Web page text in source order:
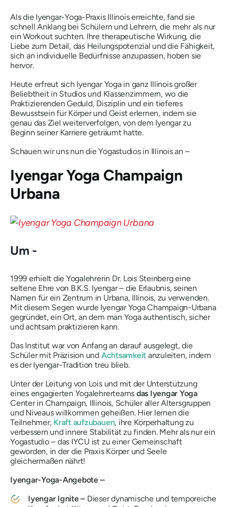
Als die Iyengar-Yoga-Praxis Illinois erreichte, fand sie
schnell Anklang bei Schülern und Lehrern, die mehr als nur
ein Workout suchten. Ihre therapeutische Wirkung, die
Liebe zum Detail, das Heilungspotenzial und die Fähigkeit,
sich an individuelle Bedürfnisse anzupassen, hoben sie
hervor.
Heute erfreut sich Iyengar Yoga in ganz Illinois großer
Beliebtheit in Studios und Klassenzimmern, wo die
Praktizierenden Geduld, Disziplin und ein tieferes
Bewusstsein für Körper und Geist erlernen, indem sie
genau das Ziel weiterverfolgen, von dem Iyengar zu
Beginn seiner Karriere geträumt hatte.
Schauen wir uns nun die Yogastudios in Illinois an –
Iyengar Yoga Champaign
Urbana
Um -
1999 erhielt die Yogalehrerin Dr. Lois Steinberg eine
seltene Ehre von B.K.S. Iyengar – die Erlaubnis, seinen
Namen für ein Zentrum in Urbana, Illinois, zu verwenden.
Mit diesem Segen wurde Iyengar Yoga Champaign-Urbana
gegründet, ein Ort, an dem man Yoga authentisch, sicher
und achtsam praktizieren kann.
Das Institut war von Anfang an darauf ausgelegt, die
Schüler mit Präzision und Achtsamkeit anzuleiten, indem
es der Iyengar-Tradition treu blieb.
Unter der Leitung von Lois und mit der Unterstützung
eines engagierten Yogalehrerteams das Iyengar Yoga
Center in Champaign, Illinois, Schüler aller Altersgruppen
und Niveaus willkommen geheißen. Hier lernen die
Teilnehmer, Kraft aufzubauen, ihre Körperhaltung zu
verbessern und innere Stabilität zu finden. Mehr als nur ein
Yogastudio – das IYCU ist zu einer Gemeinschaft
geworden, in der die Praxis Körper und Seele
gleichermaßen nährt!
Iyengar-Yoga-Angebote –
Iyengar Ignite – Dieser dynamische und temporeiche